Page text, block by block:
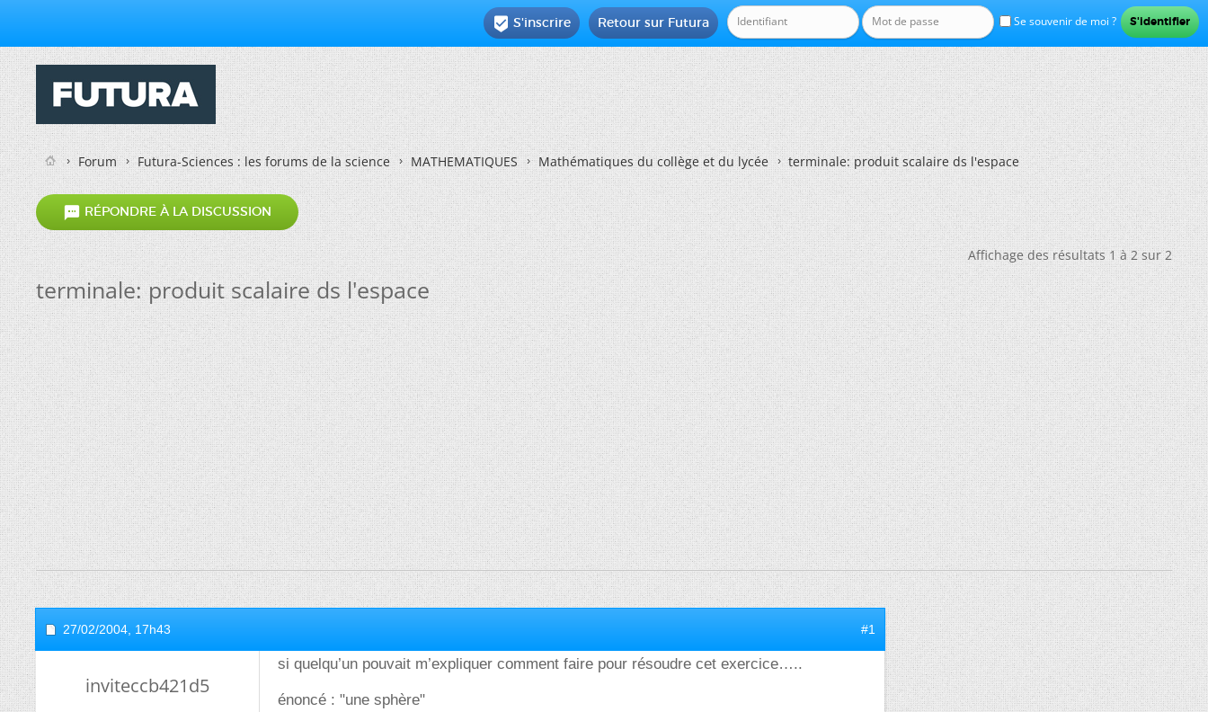
Se souvenir de moi ?
Retour sur Futura
 S'inscrire
Forum Futura-Sciences : les forums de la science MATHEMATIQUES Mathématiques du collège et du lycée terminale: produit scalaire ds l'espace
 RÉPONDRE À LA DISCUSSION
Affichage des résultats 1 à 2 sur 2
terminale: produit scalaire ds l'espace
27/02/2004, 17h43 #1
inviteccb421d5
si quelqu’un pouvait m’expliquer comment faire pour résoudre cet exercice…..
énoncé : "une sphère"